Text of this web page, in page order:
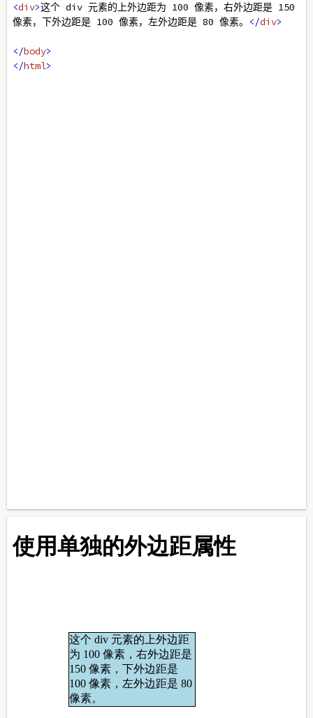
<div>这个 div 元素的上外边距为 100 像素，右外边距是 150
像素，下外边距是 100 像素，左外边距是 80 像素。
</div>
</body>
</html>